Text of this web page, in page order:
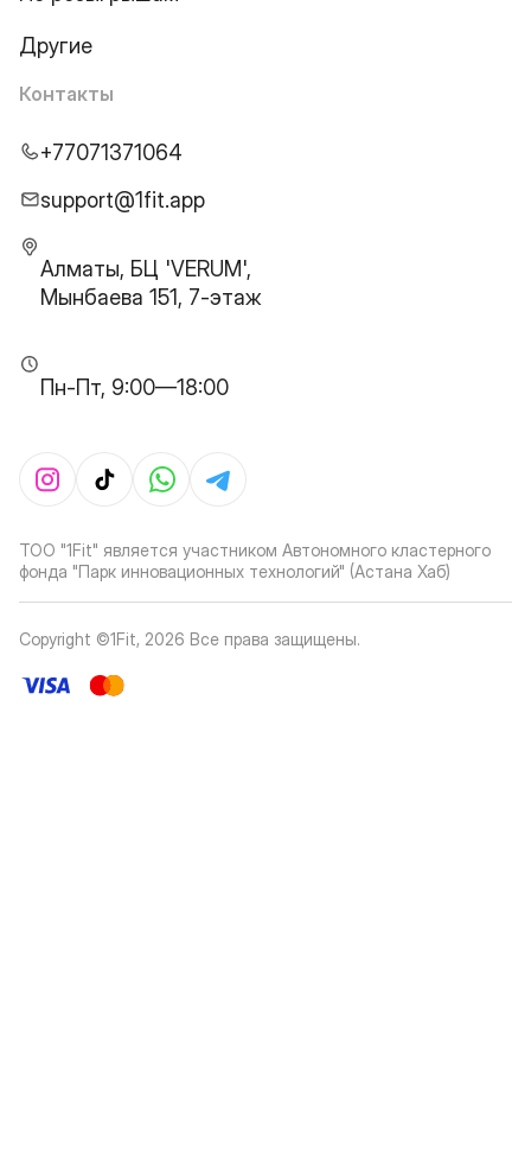
Другие
Контакты
+77071371064
support@1fit.app
Алматы, БЦ 'VERUM',
Мынбаева 151, 7-этаж
Пн-Пт, 9:00—18:00
ТОО "1Fit" является участником Автономного кластерного
фонда "Парк инновационных технологий" (Астана Хаб)
Copyright ©1Fit, 2026 Все права защищены.